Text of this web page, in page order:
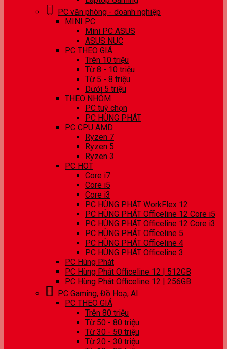
PC văn phòng - doanh nghiệp
MINI PC
Mini PC ASUS
ASUS NUC
PC THEO GIÁ
Trên 10 triệu
Từ 8 - 10 triệu
Từ 5 - 8 triệu
Dưới 5 triệu
THEO NHÓM
PC tuỳ chọn
PC HÙNG PHÁT
PC CPU AMD
Ryzen 7
Ryzen 5
Ryzen 3
PC HOT
Core i7
Core i5
Core i3
PC HÙNG PHÁT WorkFlex 12
PC HÙNG PHÁT Officeline 12 Core i5
PC HÙNG PHÁT Officeline 12 Core i3
PC HÙNG PHÁT Officeline 5
PC HÙNG PHÁT Officeline 4
PC HÙNG PHÁT Officeline 3
PC Hùng Phát
PC Hùng Phát Officeline 12 | 512GB
PC Hùng Phát Officeline 12 | 256GB
PC Gaming, Đồ Hoạ, AI
PC THEO GIÁ
Trên 80 triệu
Từ 50 - 80 triệu
Từ 30 - 50 triệu
Từ 20 - 30 triệu